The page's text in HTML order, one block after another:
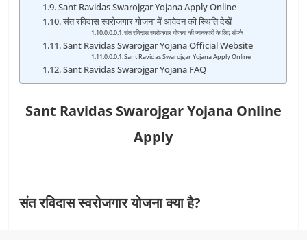
Sant Ravidas Swarojgar Yojana Apply Online
संत रविदास स्‍वरोजगार योजना में आवेदन की स्थिति देखें
संत रविदास स्‍वरोजगार योजना की जानकारी के लिए संपर्क
Sant Ravidas Swarojgar Yojana Official Website
Sant Ravidas Swarojgar Yojana Apply Online
Sant Ravidas Swarojgar Yojana FAQ
Sant Ravidas Swarojgar Yojana Online
Apply
संत रविदास स्‍वरोजगार योजना क्‍या है?